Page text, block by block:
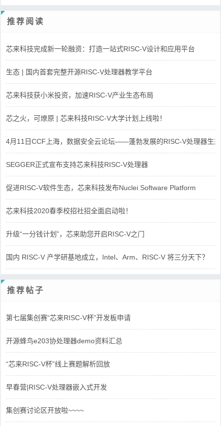
推荐阅读
芯来科技完成新一轮融资：打造一站式RISC-V设计和应用平台
生态 | 国内首套完整开源RISC-V处理器教学平台
芯来科技获小米投资，加速RISC-V产业生态布局
芯之火，可燎原 | 芯来科技RISC-V大学计划上线啦！
4月11日CCF上海，数据安全云论坛——蓬勃发展的RISC-V处理器生态
SEGGER正式宣布支持芯来科技RISC-V处理器
促进RISC-V软件生态，芯来科技发布Nuclei Software Platform
芯来科技2020春季校招社招全面启动啦！
升级“一分钱计划”，芯来助您开启RISC-V之门
国内 RISC-V 产学研基地成立，Intel、Arm、RISC-V 将三分天下？
推荐帖子
第七届集创赛“芯来RISC-V杯”开发板申请
开源蜂鸟e203协处理器demo资料汇总
“芯来RISC-V杯”线上赛题解析回放
早春营|RISC-V处理器嵌入式开发
集创赛讨论区开放啦~~~~